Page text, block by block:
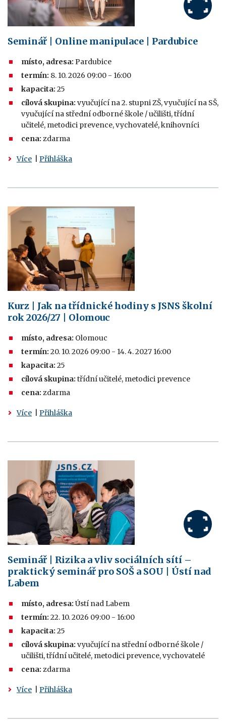
Seminář | Online manipulace | Pardubice
místo, adresa: Pardubice
termín: 8. 10. 2026 09:00 - 16:00
kapacita: 25
cílová skupina: vyučující na 2. stupni ZŠ, vyučující na SŠ,
vyučující na střední odborné škole / učilišti, třídní
učitelé, metodici prevence, vychovatelé, knihovníci
cena: zdarma
Více Přihláška
Kurz | Jak na třídnické hodiny s JSNS školní
rok 2026/27 | Olomouc
místo, adresa: Olomouc
termín: 20. 10. 2026 09:00 - 14. 4. 2027 16:00
kapacita: 25
cílová skupina: třídní učitelé, metodici prevence
cena: zdarma
Více Přihláška
Seminář | Rizika a vliv sociálních sítí –
praktický seminář pro SOŠ a SOU | Ústí nad
Labem
místo, adresa: Ústí nad Labem
termín: 22. 10. 2026 09:00 - 16:00
kapacita: 25
cílová skupina: vyučující na střední odborné škole /
učilišti, třídní učitelé, metodici prevence, vychovatelé
cena: zdarma
Více Přihláška